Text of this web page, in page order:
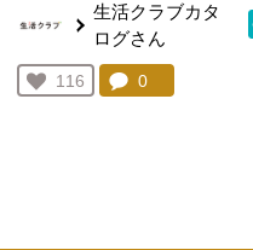
生活クラブカタ
ログさん
お気に入り登録：
116
人が登録
コメント：
0件。コメント